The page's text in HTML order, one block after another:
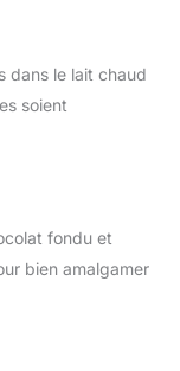
dans le lait chaud
soient
fondu et
bien amalgamer